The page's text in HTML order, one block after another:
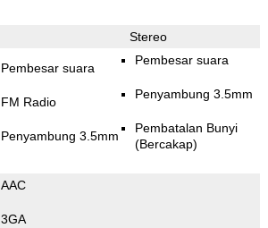
Stereo
Pembesar suara
FM Radio
Penyambung 3.5mm
Pembesar suara
Penyambung 3.5mm
Pembatalan Bunyi
(Bercakap)
AAC
3GA